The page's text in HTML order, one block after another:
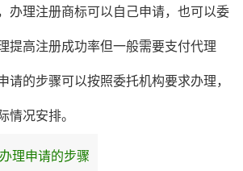
办理注册商标可以自己申请，也可以委
提高注册成功率但一般需要支付代理
请的步骤可以按照委托机构要求办理，
情况安排。
理申请的步骤